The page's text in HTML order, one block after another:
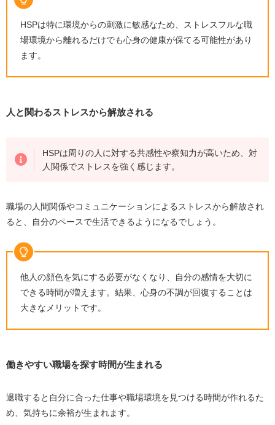
HSPは特に環境からの刺激に敏感なため、ストレスフルな職
場環境から離れるだけでも心身の健康が保てる可能性があり
ます。
人と関わるストレスから解放される
HSPは周りの人に対する共感性や察知力が高いため、対
人関係でストレスを強く感じます。
職場の人間関係やコミュニケーションによるストレスから解放され
ると、自分のペースで生活できるようになるでしょう。
他人の顔色を気にする必要がなくなり、自分の感情を大切に
できる時間が増えます。結果、心身の不調が回復することは
大きなメリットです。
働きやすい職場を探す時間が生まれる
退職すると自分に合った仕事や職場環境を見つける時間が作れるた
め、気持ちに余裕が生まれます。